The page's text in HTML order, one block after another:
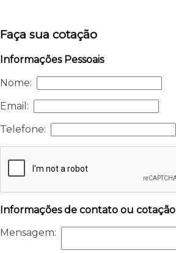
Faça sua cotação
Informações Pessoais
Nome:
Email:
Telefone:
Informações de contato ou cotação
Mensagem: